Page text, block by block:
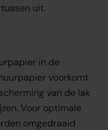
uit.
in de
voorkomt
van de lak
Voor optimale
omgedraaid